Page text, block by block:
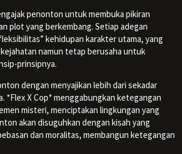
penonton untuk membuka pikiran
plot yang berkembang. Setiap adegan
kehidupan karakter utama, yang
namun tetap berusaha untuk
prinsipnya.
dengan menyajikan lebih dari sekadar
*Flex X Cop* menggabungkan ketegangan
misteri, menciptakan lingkungan yang
akan disuguhkan dengan kisah yang
dan moralitas, membangun ketegangan